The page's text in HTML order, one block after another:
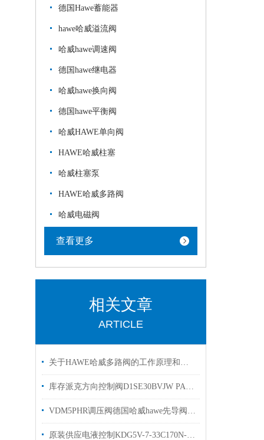
德国Hawe蓄能器
hawe哈威溢流阀
哈威hawe调速阀
德国hawe继电器
哈威hawe换向阀
德国hawe平衡阀
哈威HAWE单向阀
HAWE哈威柱塞
哈威柱塞泵
HAWE哈威多路阀
哈威电磁阀
查看更多
相关文章
ARTICLE
关于HAWE哈威多路阀的工作原理和作用的几个知识点总结
库存派克方向控制阀D1SE30BVJW PARKER换向阀
VDM5PHR调压阀德国哈威hawe先导阀VDM4PHR
原装供应电液控制KDG5V-7-33C170N-E-M-U威格士比例阀